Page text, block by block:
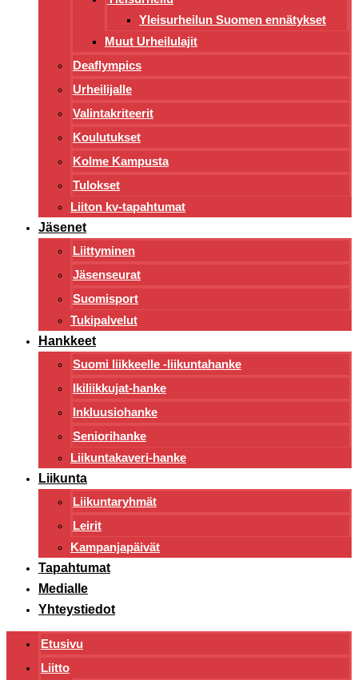
Yleisurheilun Suomen ennätykset
Muut Urheilulajit
Deaflympics
Urheilijalle
Valintakriteerit
Koulutukset
Kolme Kampusta
Tulokset
Liiton kv-tapahtumat
Jäsenet
Liittyminen
Jäsenseurat
Suomisport
Tukipalvelut
Hankkeet
Suomi liikkeelle -liikuntahanke
Ikiliikkujat-hanke
Inkluusiohanke
Seniorihanke
Liikuntakaveri-hanke
Liikunta
Liikuntaryhmät
Leirit
Kampanjapäivät
Tapahtumat
Medialle
Yhteystiedot
Etusivu
Liitto